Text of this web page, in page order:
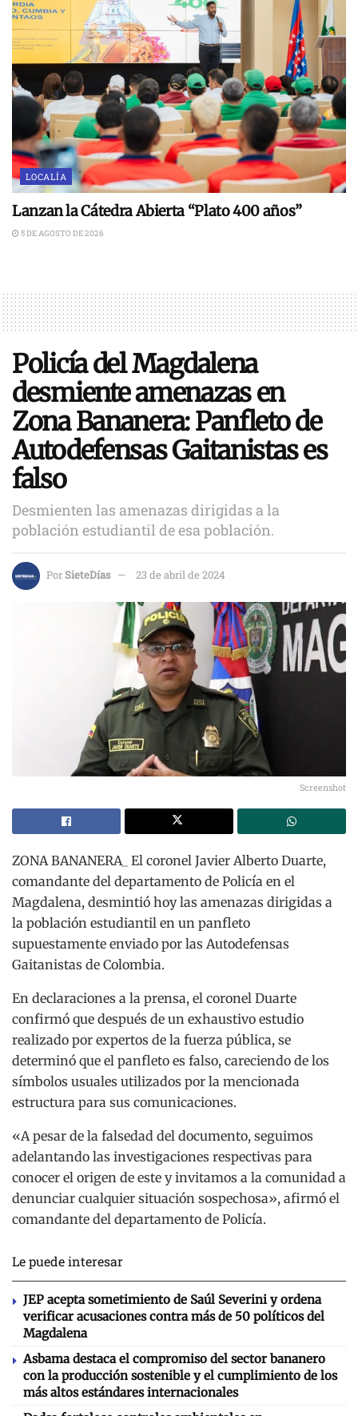
LOCALÍA
Lanzan la Cátedra Abierta “Plato 400 años”
5 DE AGOSTO DE 2026
Policía del Magdalena
desmiente amenazas en
Zona Bananera: Panfleto de
Autodefensas Gaitanistas es
falso
Desmienten las amenazas dirigidas a la
población estudiantil de esa población.
PorSieteDías 23 de abril de 2024
Screenshot
ZONA BANANERA_ El coronel Javier Alberto Duarte,
comandante del departamento de Policía en el
Magdalena, desmintió hoy las amenazas dirigidas a
la población estudiantil en un panfleto
supuestamente enviado por las Autodefensas
Gaitanistas de Colombia.
En declaraciones a la prensa, el coronel Duarte
confirmó que después de un exhaustivo estudio
realizado por expertos de la fuerza pública, se
determinó que el panfleto es falso, careciendo de los
símbolos usuales utilizados por la mencionada
estructura para sus comunicaciones.
«A pesar de la falsedad del documento, seguimos
adelantando las investigaciones respectivas para
conocer el origen de este y invitamos a la comunidad a
denunciar cualquier situación sospechosa», afirmó el
comandante del departamento de Policía.
Le puede interesar
JEP acepta sometimiento de Saúl Severini y ordena
verificar acusaciones contra más de 50 políticos del
Magdalena
Asbama destaca el compromiso del sector bananero
con la producción sostenible y el cumplimiento de los
más altos estándares internacionales